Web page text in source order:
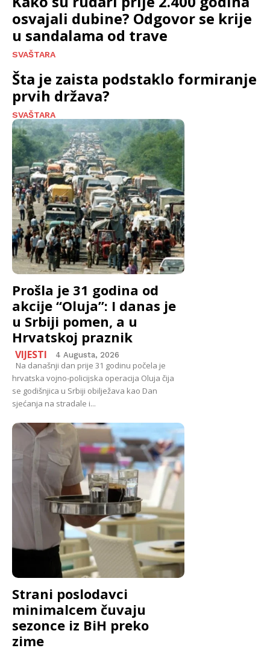
osvajali dubine? Odgovor se krije
u sandalama od trave
SVAŠTARA
Šta je zaista podstaklo formiranje
prvih država?
SVAŠTARA
Prošla je 31 godina od
akcije “Oluja”: I danas je
u Srbiji pomen, a u
Hrvatskoj praznik
VIJESTI 4 Augusta, 2026
Na današnji dan prije 31 godinu počela je
hrvatska vojno-policijska operacija Oluja čija
se godišnjica u Srbiji obilježava kao Dan
sjećanja na stradale i...
Strani poslodavci
minimalcem čuvaju
sezonce iz BiH preko
zime